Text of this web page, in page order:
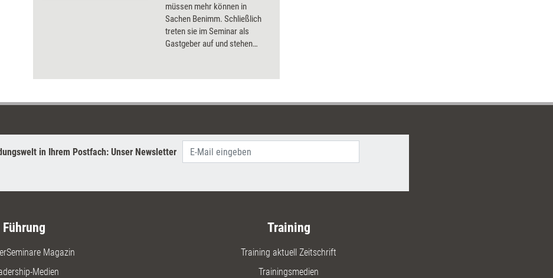
müssen mehr können in
Sachen Benimm. Schließlich
treten sie im Seminar als
Gastgeber auf und stehen
Umgangsformen beherrscht,
Seminarerfolg steigern.
in Ihrem Postfach: Unser Newsletter
Führung
Magazin
Medien
Training
Training aktuell Zeitschrift
Trainingsmedien